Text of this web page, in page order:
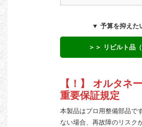
▼ 予算を抑えた
＞＞ リビルト品
【！】 オルタネ
重要保証規定
本製品はプロ用整備部品で
ない場合、再故障のリスク